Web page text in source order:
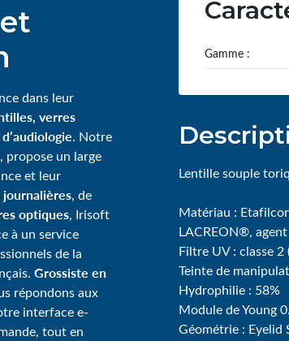
dans leur
verres
. Notre
, propose un large
et leur
, de
optiques, Irisoft
à un service
de la
Grossiste en
répondons aux
interface e-
tout en
Gamme :
Lentille souple
Matériau :
LACREON®,
Filtre UV : classe
Teinte de
Hydrophilie : 58%
Module de Young
Géométrie : Eyelid